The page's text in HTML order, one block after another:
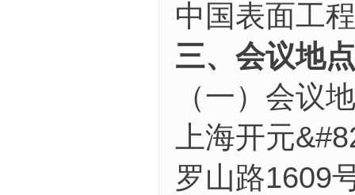
中国表面
三、会议地
（一）会议
上海开元
罗山路1609